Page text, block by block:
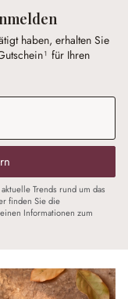
haben, erhalten Sie
für Ihren
Trends rund um das
finden Sie die
Informationen zum